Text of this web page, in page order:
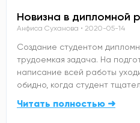
Новизна в дипломной
Анфиса Суханова 2020-05-14
Создание студентом
трудоемкая задача. На
написание всей работы
обидно, когда студент
Читать полностью ➜